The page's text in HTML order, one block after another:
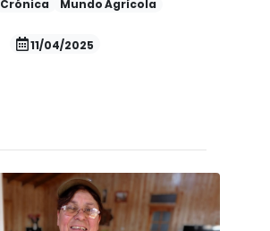
Crónica Mundo Agrícola
11/04/2025